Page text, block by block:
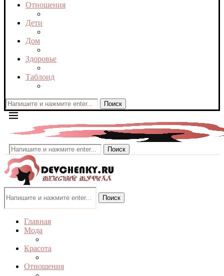
Отношения
Дети
Дом
Здоровье
Таблоид
Поиск
Поиск
Поиск
Главная
Мода
Красота
Отношения